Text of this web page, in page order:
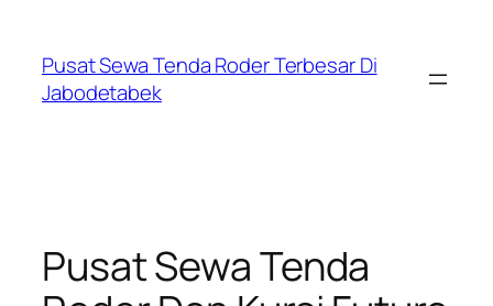
content
Pusat Sewa Tenda Roder Terbesar Di
Jabodetabek
Pusat Sewa Tenda